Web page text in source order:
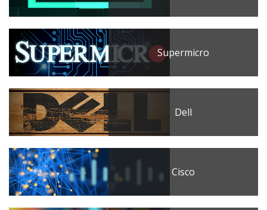
Supermicro
Dell
Cisco